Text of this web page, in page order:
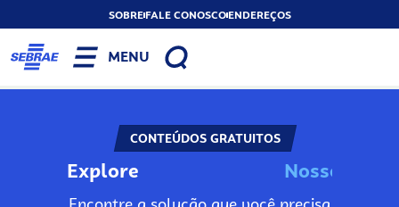
SOBREFALE CONOSCOENDEREÇOS
MENU
CONTEÚDOS GRATUITOS
Explore No